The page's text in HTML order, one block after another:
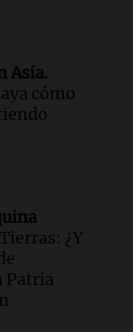
Asia.
cómo
Tierras: ¿Y
Patria